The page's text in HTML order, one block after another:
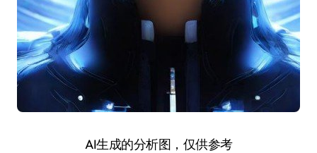
AI生成的分析图，仅供参考